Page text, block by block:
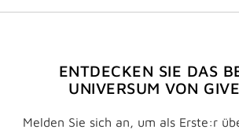
ENTDECKEN SIE DAS
UNIVERSUM VON
Melden Sie sich an, um als Erste:r